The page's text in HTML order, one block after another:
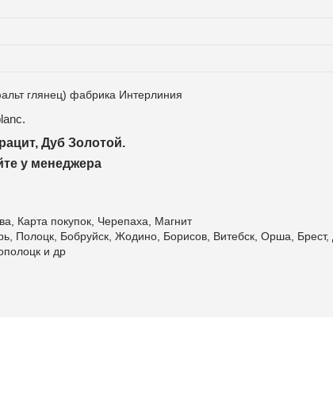
глянец) фабрика Интерлиния
Дуб Золотой.
у менеджера
Карта покупок, Черепаха, Магнит
Полоцк, Бобруйск, Жодино, Борисов, Витебск, Орша,
и др